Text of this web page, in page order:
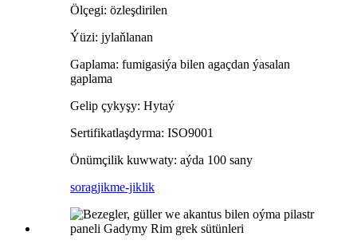
Ölçegi: özleşdirilen
Ýüzi: jylaňlanan
Gaplama: fumigasiýa bilen agaçdan ýasalan
gaplama
Gelip çykyşy: Hytaý
Sertifikatlaşdyrma: ISO9001
Önümçilik kuwwaty: aýda 100 sany
soragjikme-jiklik